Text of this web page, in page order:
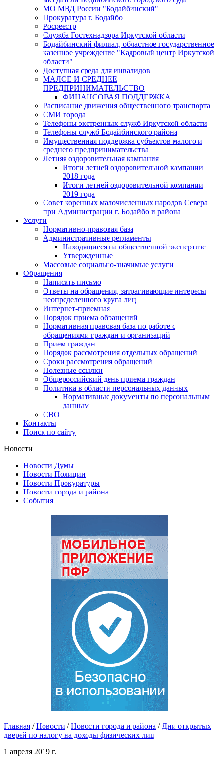
МО МВД России "Бодайбинский"
Прокуратура г. Бодайбо
Росреестр
Служба Гостехнадзора Иркутской области
Бодайбинский филиал, областное государственное
казенное учреждение "Кадровый центр Иркутской
области"
Доступная среда для инвалидов
МАЛОЕ И СРЕДНЕЕ
ПРЕДПРИНИМАТЕЛЬСТВО
ФИНАНСОВАЯ ПОДДЕРЖКА
Расписание движения общественного транспорта
СМИ города
Телефоны экстренных служб Иркутской области
Телефоны служб Бодайбинского района
Имущественная поддержка субъектов малого и
среднего предпринимательства
Летняя оздоровительная кампания
Итоги летней оздоровительной кампании
2018 года
Итоги летней оздоровительной компании
2019 года
Совет коренных малочисленных народов Севера
при Администрации г. Бодайбо и района
Услуги
Нормативно-правовая база
Административные регламенты
Находящиеся на общественной экспертизе
Утвержденные
Массовые социально-значимые услуги
Обращения
Написать письмо
Ответы на обращения, затрагивающие интересы
неопределенного круга лиц
Интернет-приемная
Порядок приема обращений
Нормативная правовая база по работе с
обращениями граждан и организаций
Прием граждан
Порядок рассмотрения отдельных обращений
Сроки рассмотрения обращений
Полезные ссылки
Общероссийский день приема граждан
Политика в области персональных данных
Нормативные документы по персональным
данным
СВО
Контакты
Поиск по сайту
Новости
Новости Думы
Новости Полиции
Новости Прокуратуры
Новости города и района
События
Главная / Новости / Новости города и района / Дни открытых
дверей по налогу на доходы физических лиц
1 апреля 2019 г.